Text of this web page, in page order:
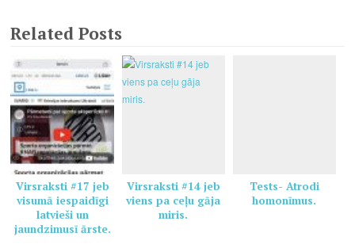
Related Posts
Virsraksti #17 jeb
visumā iespaidīgi
latvieši un
jaundzimusī ārste.
Virsraksti #14 jeb
viens pa ceļu gāja
miris.
Tests- Atrodi
homonīmus.